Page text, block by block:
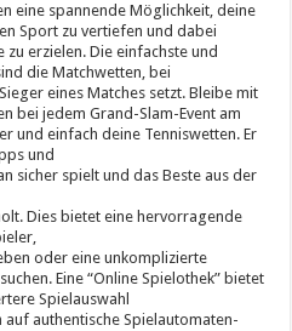
eine spannende Möglichkeit, deine
Sport zu vertiefen und dabei
zu erzielen. Die einfachste und
die Matchwetten, bei
eines Matches setzt. Bleibe mit
bei jedem Grand-Slam-Event am
und einfach deine Tenniswetten. Er
und
sicher spielt und das Beste aus der
Dies bietet eine hervorragende
oder eine unkomplizierte
Eine “Online Spielothek” bietet
Spielauswahl
auf authentische Spielautomaten-